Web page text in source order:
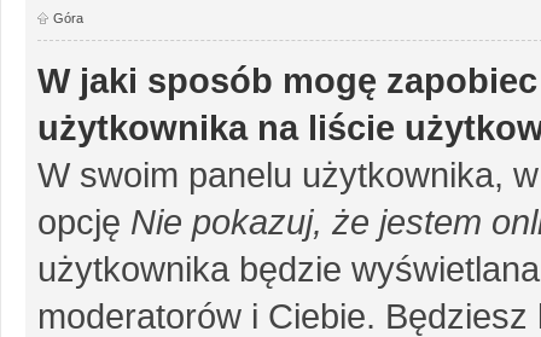
Góra
W jaki sposób mogę
użytkownika na liście
W swoim panelu użytkownika,
opcję Nie pokazuj, że jestem
użytkownika będzie
moderatorów i Ciebie.